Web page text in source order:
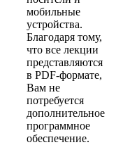
мобильные
устройства.
Благодаря тому,
что все лекции
представляются
в PDF-формате,
Вам не
потребуется
дополнительное
программное
обеспечение.